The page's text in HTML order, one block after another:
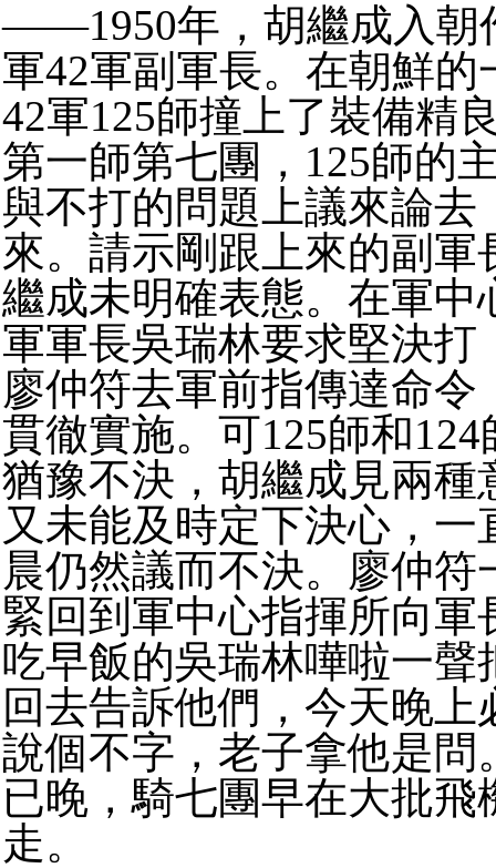
——1950年，胡繼成入朝
軍42軍副軍長。在朝鮮的
42軍125師撞上了裝備精
第一師第七團，125師的
與不打的問題上議來論去
來。請示剛跟上來的副軍
繼成未明確表態。在軍中
軍軍長吳瑞林要求堅決打
廖仲符去軍前指傳達命令
貫徹實施。可125師和
猶豫不決，胡繼成見兩種
又未能及時定下決心，一
晨仍然議而不決。廖仲符
緊回到軍中心指揮所向軍
吃早飯的吳瑞林嘩啦一聲
回去告訴他們，今天晚上
說個不字，老子拿他是問
已晚，騎七團早在大批飛
走。